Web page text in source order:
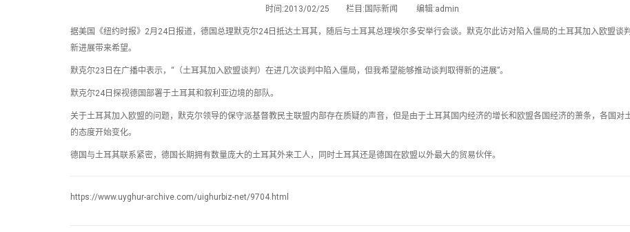
时间:2013/02/25 栏目:国际新闻 编辑:admin
据美国《纽约时报》2月24日报道，德国总理默克尔24日抵达土耳其，随后与土耳其总理埃尔多安举行会谈。默克尔此访对陷入僵局的土耳其加入欧盟谈
新进展带来希望。
默克尔23日在广播中表示，“（土耳其加入欧盟谈判）在进几次谈判中陷入僵局，但我希望能够推动谈判取得新的进展”。
默克尔24日探视德国部署于土耳其和叙利亚边境的部队。
关于土耳其加入欧盟的问题，默克尔领导的保守派基督教民主联盟内部存在质疑的声音，但是由于土耳其国内经济的增长和欧盟各国经济的萧条，各国对
的态度开始变化。
德国与土耳其联系紧密，德国长期拥有数量庞大的土耳其外来工人，同时土耳其还是德国在欧盟以外最大的贸易伙伴。
https://www.uyghur-archive.com/uighurbiz-net/9704.html